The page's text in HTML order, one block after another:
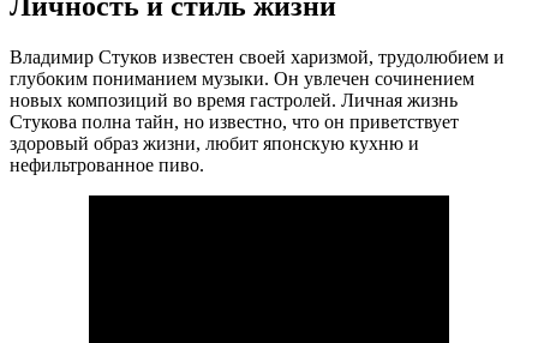
Владимир Стуков известен своей харизмой, трудолюбием и
глубоким пониманием музыки. Он увлечен сочинением
новых композиций во время гастролей. Личная жизнь
Стукова полна тайн, но известно, что он приветствует
здоровый образ жизни, любит японскую кухню и
нефильтрованное пиво.